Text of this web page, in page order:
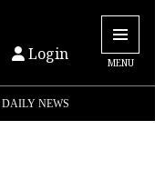
Login MENU
DAILY NEWS